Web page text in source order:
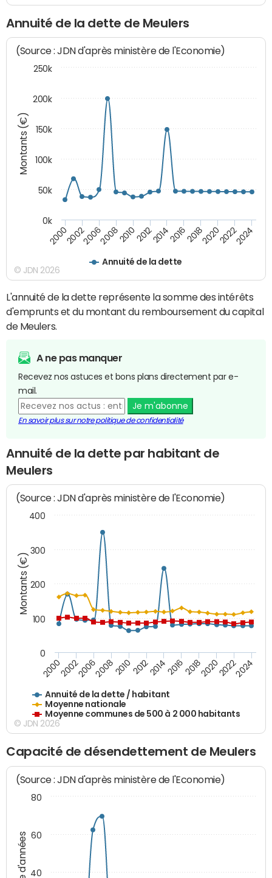
Annuité de la dette de Meulers
Montants (€)
(Source : JDN d'après ministère de l'Economie)
Annuité de la dette
200020022006200820102012201420162018202020222024
0k
50k
100k
150k
200k
250k
© JDN 2026
L'annuité de la dette représente la somme des intérêts
d'emprunts et du montant du remboursement du capital
de Meulers.
A ne pas manquer
Recevez nos astuces et bons plans directement par e-
mail.
Je m'abonne
En savoir plus sur notre politique de confidentialité
Annuité de la dette par habitant de
Meulers
Montants (€)
(Source : JDN d'après ministère de l'Economie)
Annuité de la dette / habitant
Moyenne nationale
Moyenne communes de 500 à 2 000 habitants
200020022006200820102012201420162018202020222024
0
100
200
300
400
© JDN 2026
Capacité de désendettement de Meulers
(Source : JDN d'après ministère de l'Economie)
40
60
80